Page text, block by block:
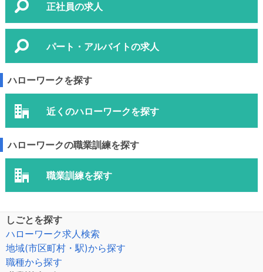
正社員の求人
パート・アルバイトの求人
ハローワークを探す
近くのハローワークを探す
ハローワークの職業訓練を探す
職業訓練を探す
しごとを探す
ハローワーク求人検索
地域(市区町村・駅)から探す
職種から探す